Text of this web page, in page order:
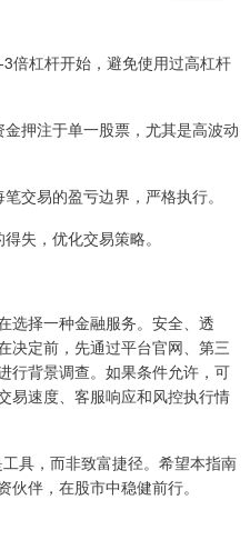
倍杠杆开始，避免使用过高杠杆
押注于单一股票，尤其是高波动
交易的盈亏边界，严格执行。
失，优化交易策略。
选择一种金融服务。安全、透
决定前，先通过平台官网、第三
行背景调查。如果条件允许，可
易速度、客服响应和风控执行情
具，而非致富捷径。希望本指南
伴，在股市中稳健前行。